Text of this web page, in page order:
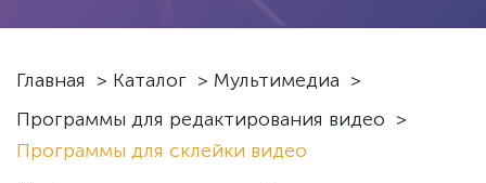
Главная > Каталог > Мультимедиа >
Программы для редактирования видео >
Программы для склейки видео